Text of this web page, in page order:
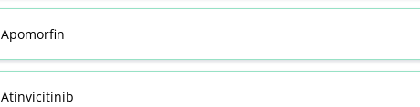
Apomorfin
Atinvicitinib